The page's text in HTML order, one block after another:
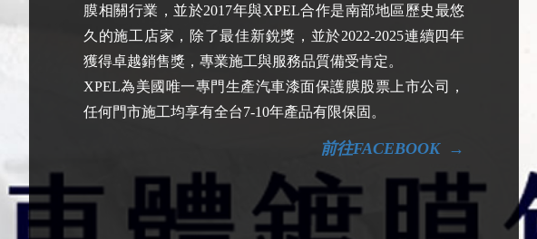
膜相關行業，並於2017年與XPEL合作是南部地區歷史最悠
久的施工店家，除了最佳新銳獎，並於2022-2025連續四年
獲得卓越銷售獎，專業施工與服務品質備受肯定。
XPEL為美國唯一專門生產汽車漆面保護膜股票上市公司，
任何門市施工均享有全台7-10年產品有限保固。
前往FACEBOOK →